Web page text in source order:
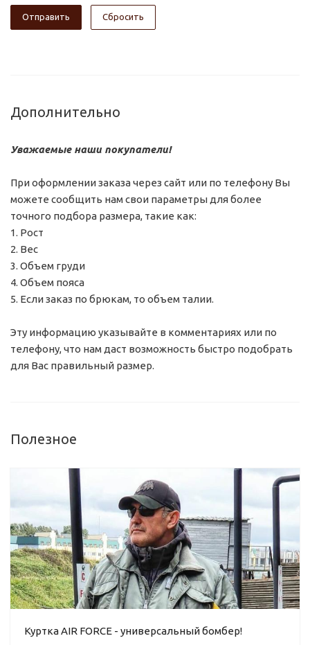
Сбросить
Дополнительно
Уважаемые наши покупатели!
При оформлении заказа через сайт или по телефону Вы
можете сообщить нам свои параметры для более
точного подбора размера, такие как:
1. Рост
2. Вес
3. Объем груди
4. Объем пояса
5. Если заказ по брюкам, то объем талии.
Эту информацию указывайте в комментариях или по
телефону, что нам даст возможность быстро подобрать
для Вас правильный размер.
Полезное
Куртка AIR FORCE - универсальный бомбер!